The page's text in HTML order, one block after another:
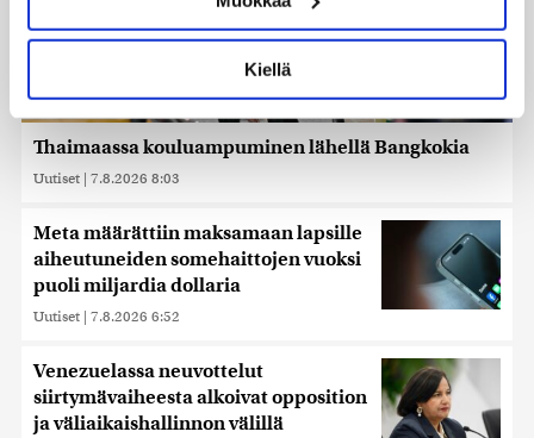
Lue lisää siitä, miten henkilötietojasi käsitellään ja miten
suostumustasi tai peruuttaa sen milloin vain
evästeilmoituksessa.
Käytämme evästeitä tarjoamamme sisällön ja mainosten
räätälöimiseen, sosiaalisen median ominaisuuksien
jaamme sosiaalisen median, mainosalan ja analytiikka-
alan kumppaneillemme tietoja siitä, miten käytät
sivustoamme. Kumppanimme voivat yhdistää näitä
tietoja muihin tietoihin, joita olet antanut heille tai joita on
kerätty, kun olet käyttänyt heidän palvelujaan. Tietoja
Kiellä
Thaimaassa kouluampuminen lähellä Bangkokia
Uutiset | 7.8.2026 8:03
Meta määrättiin maksamaan lapsille
aiheutuneiden somehaittojen vuoksi
puoli miljardia dollaria
Uutiset | 7.8.2026 6:52
Venezuelassa neuvottelut
siirtymävaiheesta alkoivat opposition
ja väliaikaishallinnon välillä